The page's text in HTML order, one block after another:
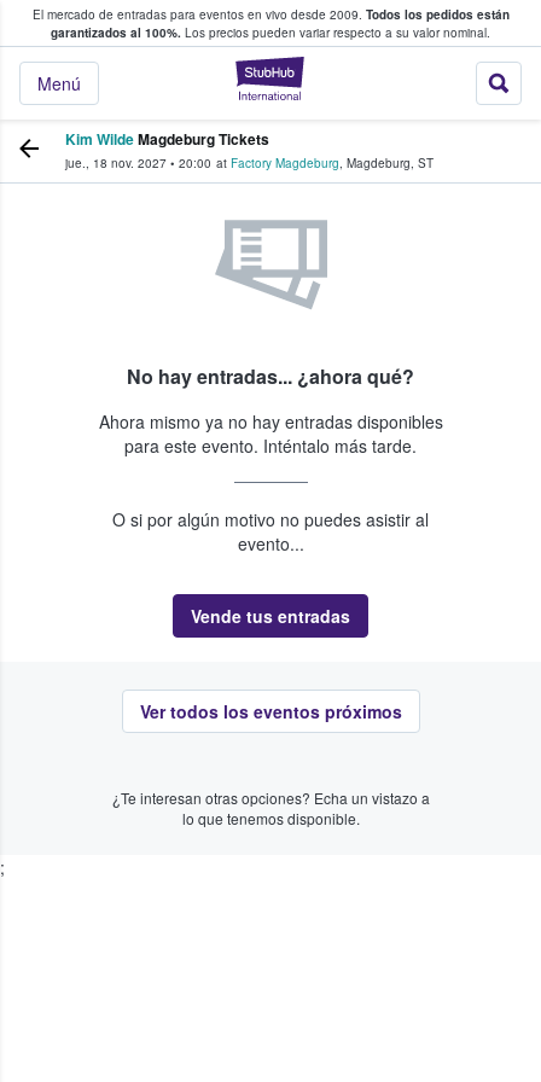
El mercado de entradas para eventos en vivo desde 2009. Todos los pedidos están
garantizados al 100%. Los precios pueden variar respecto a su valor nominal.
StubHub:
Menú
y venta de entradas entre fans
Kim WildeMagdeburg Tickets
jue., 18 nov. 2027 • 20:00 at Factory Magdeburg, Magdeburg, ST
No hay entradas... ¿ahora qué?
Ahora mismo ya no hay entradas disponibles
para este evento. Inténtalo más tarde.
O si por algún motivo no puedes asistir al
evento...
Vende tus entradas
Ver todos los eventos próximos
¿Te interesan otras opciones? Echa un vistazo a
lo que tenemos disponible.
;